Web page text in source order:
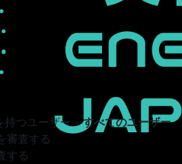
持つユーザー -すべてのユーザー
審査する
する